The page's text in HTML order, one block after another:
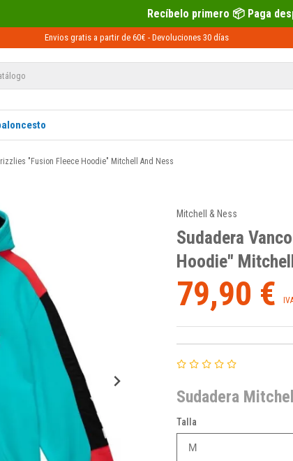
primero 📦 Paga después con Sequra 💶
Envios gratis a partir de 60€ - Devoluciones 30 días
"Fusion Fleece Hoodie" Mitchell And Ness
Mitchell & Ness
Sudadera
Hoodie"
79,90 €
Sudadera
Talla